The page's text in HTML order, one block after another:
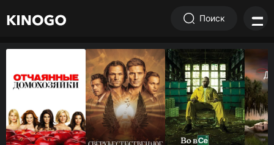
Поиск